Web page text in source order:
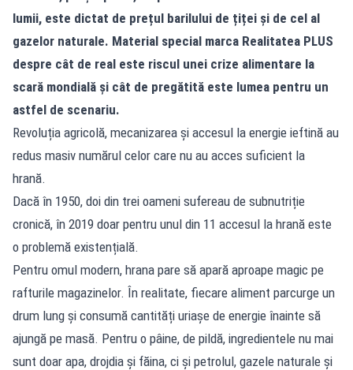
lumii, este dictat de prețul barilului de țiței și de cel al
gazelor naturale. Material special marca Realitatea PLUS
despre cât de real este riscul unei crize alimentare la
scară mondială și cât de pregătită este lumea pentru un
astfel de scenariu.
Revoluția agricolă, mecanizarea și accesul la energie ieftină au
redus masiv numărul celor care nu au acces suficient la
hrană.
Dacă în 1950, doi din trei oameni sufereau de subnutriție
cronică, în 2019 doar pentru unul din 11 accesul la hrană este
o problemă existențială.
Pentru omul modern, hrana pare să apară aproape magic pe
rafturile magazinelor. În realitate, fiecare aliment parcurge un
drum lung și consumă cantități uriașe de energie înainte să
ajungă pe masă. Pentru o pâine, de pildă, ingredientele nu mai
sunt doar apa, drojdia și făina, ci și petrolul, gazele naturale și